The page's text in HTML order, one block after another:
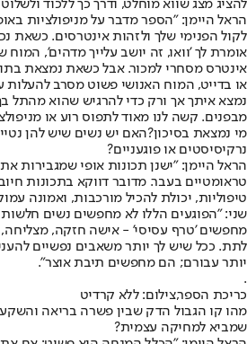
להציג מצג שווא מוחלט, ודרך כך ללכוד
הראל היימן: "הספר מדבר על מניפולציות
לקול הפנימי שלך ולזהות אינטרסים. כשאת
אומרת לך 'וואו, זה יושב עלייך מדהים', המוח
אינטרס מסחרי למכור. אבל כשאת נמצאת
או בדייט, המוח האנושי פשוט מסרב
נמצא איתך אך ורק כדי להרגיש שהוא מהתל
מבפנים. קשה לנו מאוד לתפוס רוע או
מי נמצאת בסיכון?האם יש נשים שיש להן
נרקיסיסטים או פוגעניים?
הראל היימן: "ישנן תכונות אופי שמגבירות
טראומטיים בעבר. מדובר דווקא בתכונות
טיפוליות, יכולת להכיל מורכבות, ואמונה
שני: "הפוגעים הללו לא מחפשים נשים
מחפשים 'טרף עסיסי' - אישה חזקה,
לתת. ככל שיש לך יותר משאבים נפשיים
יותר עבורם; הם מחפשים תיבת אוצר".
.
כריכת הספר,צילום: ללא קרדיט
מהו קו הגבול הדק שבין פשרה בריאה והשקעה
שמביא למחיקה עצמית?